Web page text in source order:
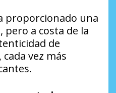
proporcionado una
pero a costa de la
de
vez más